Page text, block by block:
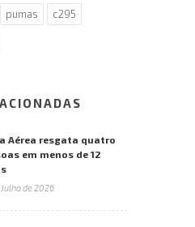
pumas
c295
Aérea resgata quatro
em menos de 12
de 2026